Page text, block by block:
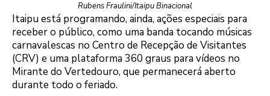
Rubens Fraulini/Itaipu Binacional
Itaipu está programando, ainda, ações especiais para
receber o público, como uma banda tocando músicas
carnavalescas no Centro de Recepção de Visitantes
(CRV) e uma plataforma 360 graus para vídeos no
Mirante do Vertedouro, que permanecerá aberto
durante todo o feriado.